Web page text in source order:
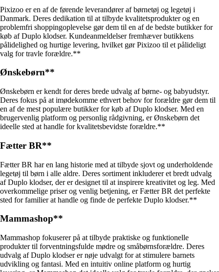
Pixizoo er en af de førende leverandører af børnetøj og legetøj i
Danmark. Deres dedikation til at tilbyde kvalitetsprodukter og en
problemfri shoppingoplevelse gør dem til en af de bedste butikker for
køb af Duplo klodser. Kundeanmeldelser fremhæver butikkens
pålidelighed og hurtige levering, hvilket gør Pixizoo til et pålideligt
valg for travle forældre.**
Ønskebørn**
Ønskebørn er kendt for deres brede udvalg af børne- og babyudstyr.
Deres fokus på at imødekomme ethvert behov for forældre gør dem til
en af de mest populære butikker for køb af Duplo klodser. Med en
brugervenlig platform og personlig rådgivning, er Ønskebørn det
ideelle sted at handle for kvalitetsbevidste forældre.**
Fætter BR**
Fætter BR har en lang historie med at tilbyde sjovt og underholdende
legetøj til børn i alle aldre. Deres sortiment inkluderer et bredt udvalg
af Duplo klodser, der er designet til at inspirere kreativitet og leg. Med
overkommelige priser og venlig betjening, er Fætter BR det perfekte
sted for familier at handle og finde de perfekte Duplo klodser.**
Mammashop**
Mammashop fokuserer på at tilbyde praktiske og funktionelle
produkter til forventningsfulde mødre og småbørnsforældre. Deres
udvalg af Duplo klodser er nøje udvalgt for at stimulere barnets
udvikling og fantasi. Med en intuitiv online platform og hurtig